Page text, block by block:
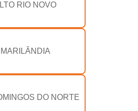
RIO NOVO
MARILÂNDIA
DO NORTE